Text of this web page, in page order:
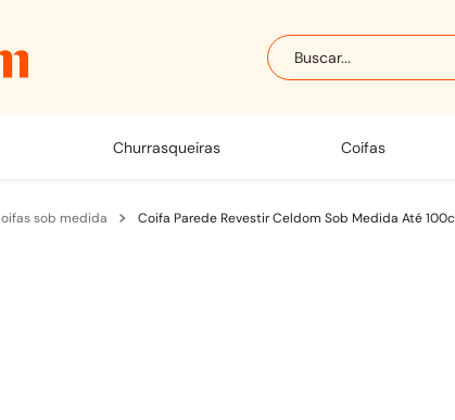
Buscar...
churrasqueiras coifas
coifas sob medida Coifa Parede Revestir Celdom Sob Medida Até